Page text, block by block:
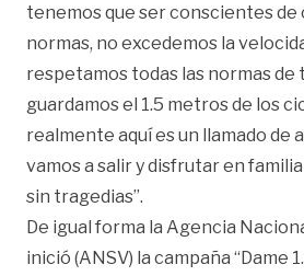
tenemos que ser conscientes de
normas, no excedemos la
respetamos todas las normas de
guardamos el 1.5 metros de los
realmente aquí es un llamado de
vamos a salir y disfrutar en
sin tragedias”.
De igual forma la Agencia
inició (ANSV) la campaña “Dame